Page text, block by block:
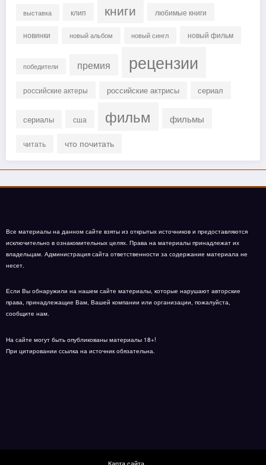
выставка клип книги любимые книги
новинки новый альбом новый сингл новый фильм
победители премия рецензии
российские актеры российские актрисы сериал
сериалы сша фильм фильмы
читать что почитать
Все материалы на данном сайте взяты из открытых источников и предоставляются
исключительно в ознакомительных целях. Права на материалы принадлежат их
владельцам. Администрация сайта ответственности за содержание материала не
несет.
Если Вы обнаружили на нашем сайте материалы, которые нарушают авторские
права, принадлежащие Вам, Вашей компании или организации, пожалуйста,
сообщите нам.
На сайте могут быть опубликованы материалы 18+!
При цитировании ссылка на источник обязательна.